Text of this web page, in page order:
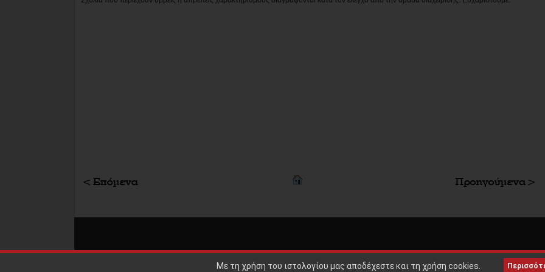
Copyright © 2010 | ΟΡΟΙ
Με τη χρήση του ιστολογίου μας αποδέχεστε και τη χρήση cookies.